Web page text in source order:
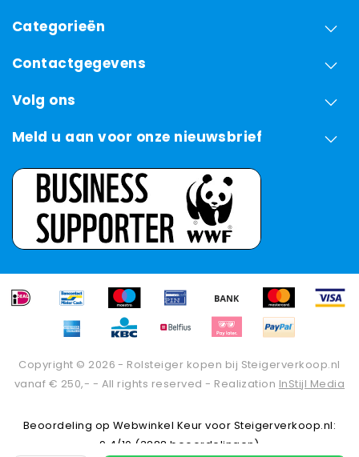
Categorieën
Contactgegevens
Volg ons
Meld u aan voor onze nieuwsbrief
Copyright © 2026 - Rolsteiger kopen bij Steigerverkoop.nl
vanaf € 250,- - All rights reserved - Realization InStijl Media
Beoordeling op Webwinkel Keur voor Steigerverkoop.nl:
9.4/10 (3288 beoordelingen)